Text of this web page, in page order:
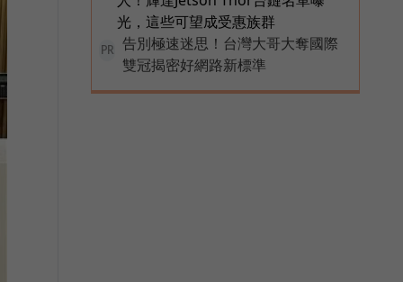
光，這些可望成受惠族群
PR
告別極速迷思！台灣大哥大奪國際
雙冠揭密好網路新標準